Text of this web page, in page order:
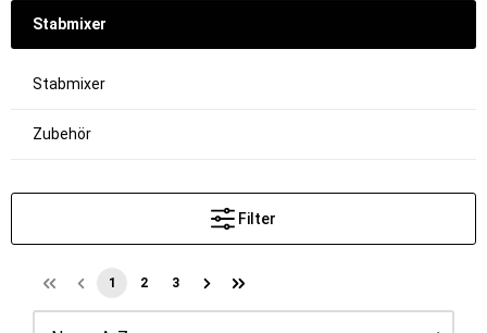
Stabmixer
Stabmixer
Zubehör
Filter
1 2 3